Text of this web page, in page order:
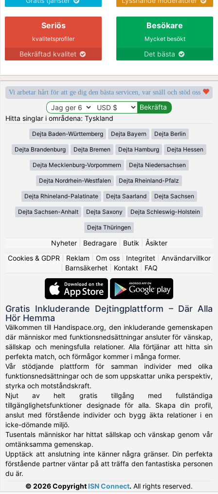
Seriös
kvalitetsprofiler
Bekräftad kvalitet
Besökare
Mycket besökt
Det bästa
Vi arbetar hårt för att ge dig den bästa servicen, var snäll och stöd oss
Hitta singlar i områdena: Tyskland
Dejta Baden-Württemberg Dejta Bayern Dejta Berlin
Dejta Brandenburg Dejta Bremen Dejta Hamburg Dejta Hessen
Dejta Mecklenburg-Vorpommern Dejta Niedersachsen
Dejta Nordrhein-Westfalen Dejta Rheinland-Pfalz
Dejta Rhineland-Palatinate Dejta Saarland Dejta Sachsen
Dejta Sachsen-Anhalt Dejta Saxony Dejta Schleswig-Holstein
Dejta Thüringen
Nyheter| Bedragare| Butik
Åsikter
Cookies & GDPR
Reklam Om oss| Integritet| Användarvillkor
Barnsäkerhet| Kontakt| FAQ
Gratis Inkluderande Dejtingplattform – Där Alla
Hör Hemma
Välkommen till Handispace.org, den inkluderande gemenskapen
där människor med funktionsnedsättningar ansluter för vänskap,
sällskap och meningsfulla relationer. Alla förtjänar att hitta sin
perfekta match, och förmågor kommer i många former.
Vår stödjande plattform för samman individer med olika
funktionsnedsättningar och de som uppskattar unika perspektiv,
styrka och motståndskraft.
Njut av helt gratis tillgång med fullständiga
tillgänglighetsfunktioner designade för alla. Skapa din profil,
anslut med förstående individer och bygg äkta relationer i en
icke-dömande miljö.
Tusentals människor har hittat sällskap och vänskap genom vår
omtänksamma gemenskap.
Upptäck att anslutning inte känner några gränser. Din perfekta
förstående partner väntar på att träffa den fantastiska personen
du är.
© 2026 Copyright ISN Connect. All rights reserved.